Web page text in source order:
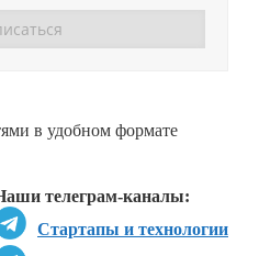
в удобном формате
телеграм-каналы:
Стартапы и технологии